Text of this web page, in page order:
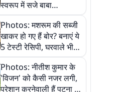
स्वरूप में सजे बाबा
औघड़दानी, तस्वीरों में करें
अद्भुत दर्शन
Photos: मशरूम की सब्जी
खाकर हो गए हैं बोर? बनाएं ये
5 टेस्टी रेसिपी, घरवाले भी
मांगेंगे बार-बार
Photos: नीतीश कुमार के
'विजन' को कैसी नजर लगी,
परेशान करनेवाली हैं पटना में